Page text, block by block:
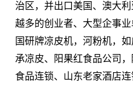
治区，并出口美国、澳大
越多的创业者、大型企事
国研牌凉皮机，河粉机，
承凉皮、阳果红食品公司
食品连锁、山东老家酒店